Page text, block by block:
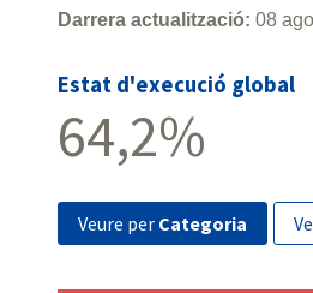
Darrera actualització: 08
Estat d'execució global
64,2%
veure per Categoria